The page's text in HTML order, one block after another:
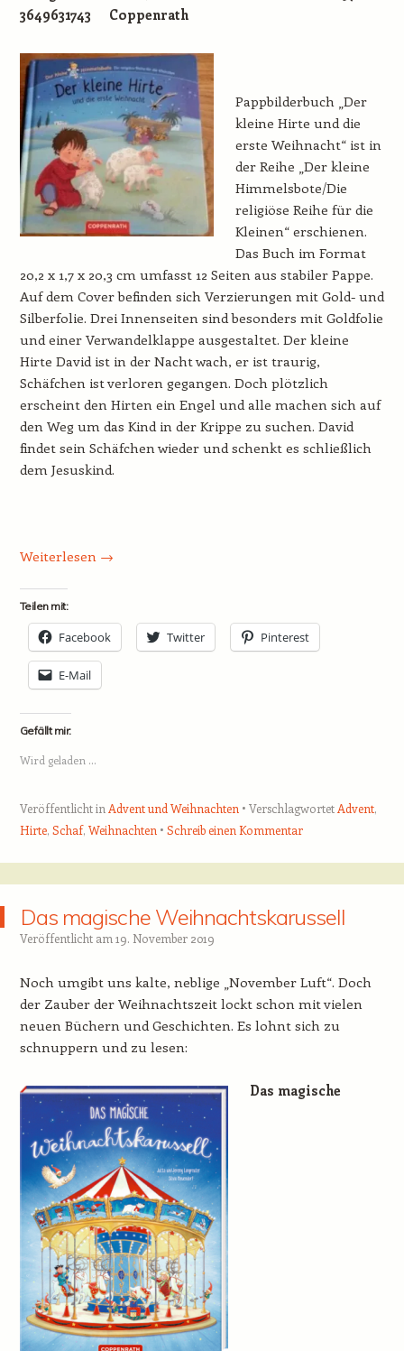
3649631743 Coppenrath
Pappbilderbuch „Der
kleine Hirte und die
erste Weihnacht“ ist in
der Reihe „Der kleine
Himmelsbote/Die
religiöse Reihe für die
Kleinen“ erschienen.
Das Buch im Format
20,2 x 1,7 x 20,3 cm umfasst 12 Seiten aus stabiler Pappe.
Auf dem Cover befinden sich Verzierungen mit Gold- und
Silberfolie. Drei Innenseiten sind besonders mit Goldfolie
und einer Verwandelklappe ausgestaltet. Der kleine
Hirte David ist in der Nacht wach, er ist traurig,
Schäfchen ist verloren gegangen. Doch plötzlich
erscheint den Hirten ein Engel und alle machen sich auf
den Weg um das Kind in der Krippe zu suchen. David
findet sein Schäfchen wieder und schenkt es schließlich
dem Jesuskind.
Weiterlesen →
Teilen mit:
Facebook Twitter Pinterest
E-Mail
Gefällt mir:
Wird geladen …
Veröffentlicht in Advent und Weihnachten Verschlagwortet Advent,
Hirte, Schaf, Weihnachten Schreib einen Kommentar
Das magische Weihnachtskarussell
Veröffentlicht am 19. November 2019
Noch umgibt uns kalte, neblige „November Luft“. Doch
der Zauber der Weihnachtszeit lockt schon mit vielen
neuen Büchern und Geschichten. Es lohnt sich zu
schnuppern und zu lesen:
Das magische